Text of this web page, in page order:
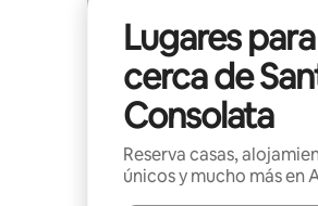
Lugares
cerca de
Consolata
Reserva casas,
únicos y mucho más en